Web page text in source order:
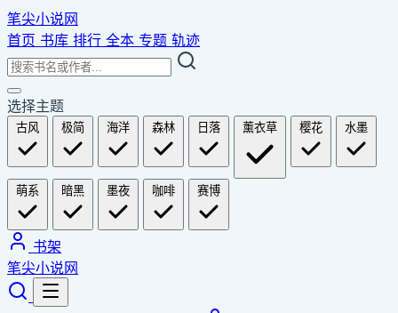
笔尖小说网
首页 书库 排行 全本 专题 轨迹
选择主题
古风 极简 海洋 森林 日落 薰衣草 樱花 水墨
萌系 暗黑 墨夜 咖啡 赛博
书架
笔尖小说网